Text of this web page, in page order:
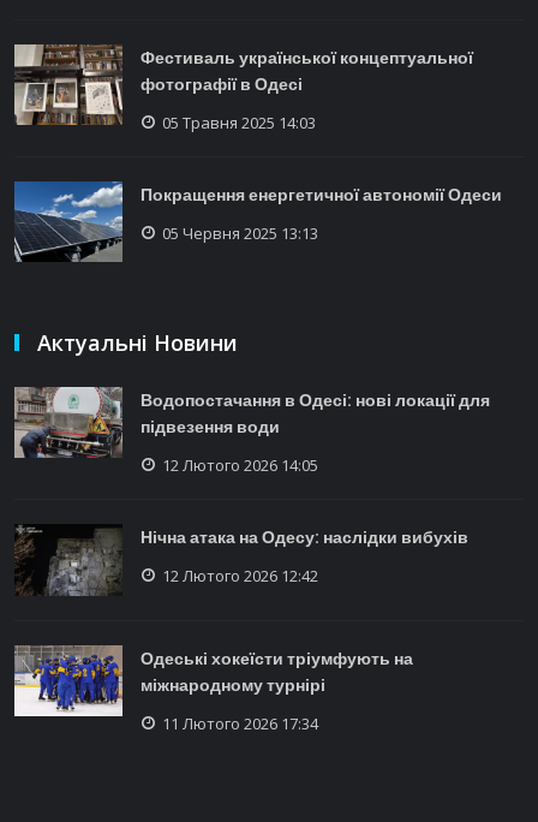
Фестиваль української концептуальної
фотографії в Одесі
05 Травня 2025 14:03
Покращення енергетичної автономії Одеси
05 Червня 2025 13:13
Актуальні Новини
Водопостачання в Одесі: нові локації для
підвезення води
12 Лютого 2026 14:05
Нічна атака на Одесу: наслідки вибухів
12 Лютого 2026 12:42
Одеські хокеїсти тріумфують на
міжнародному турнірі
11 Лютого 2026 17:34